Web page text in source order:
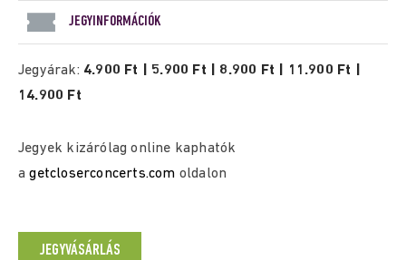
JEGYINFORMÁCIÓK
Jegyárak: 4.900 Ft | 5.900 Ft | 8.900 Ft | 11.900 Ft |
14.900 Ft
Jegyek kizárólag online kaphatók
agetcloserconcerts.com oldalon
JEGYVÁSÁRLÁS